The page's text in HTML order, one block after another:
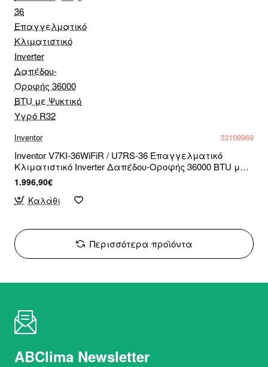
Inventor 33109969
Inventor V7KI-36WiFiR / U7RS-36 Επαγγελματικό
Κλιματιστικό Inverter Δαπέδου-Οροφής 36000 BTU με
Ψυκτικό Υγρό R32
1.996,90€
Καλάθι
Περισσότερα προϊόντα
ABClima Newsletter